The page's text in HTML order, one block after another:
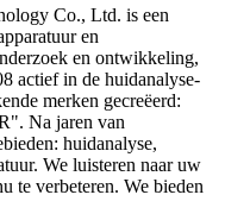
Co., Ltd. is een
en
en ontwikkeling,
actief in de huidanalyse-
merken gecreëerd:
Na jaren van
huidanalyse,
We luisteren naar uw
te verbeteren. We bieden